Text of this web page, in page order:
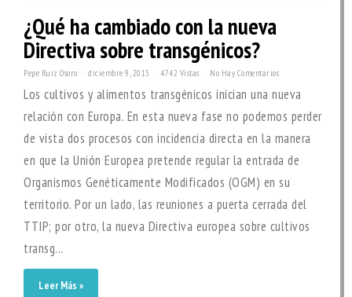
¿Qué ha cambiado con la nueva
Directiva sobre transgénicos?
Pepe Ruiz Osoro diciembre 9, 2015 4742 Vistas No Hay Comentarios
Los cultivos y alimentos transgénicos inician una nueva
relación con Europa. En esta nueva fase no podemos perder
de vista dos procesos con incidencia directa en la manera
en que la Unión Europea pretende regular la entrada de
Organismos Genéticamente Modificados (OGM) en su
territorio. Por un lado, las reuniones a puerta cerrada del
TTIP; por otro, la nueva Directiva europea sobre cultivos
transg...
Leer Más »